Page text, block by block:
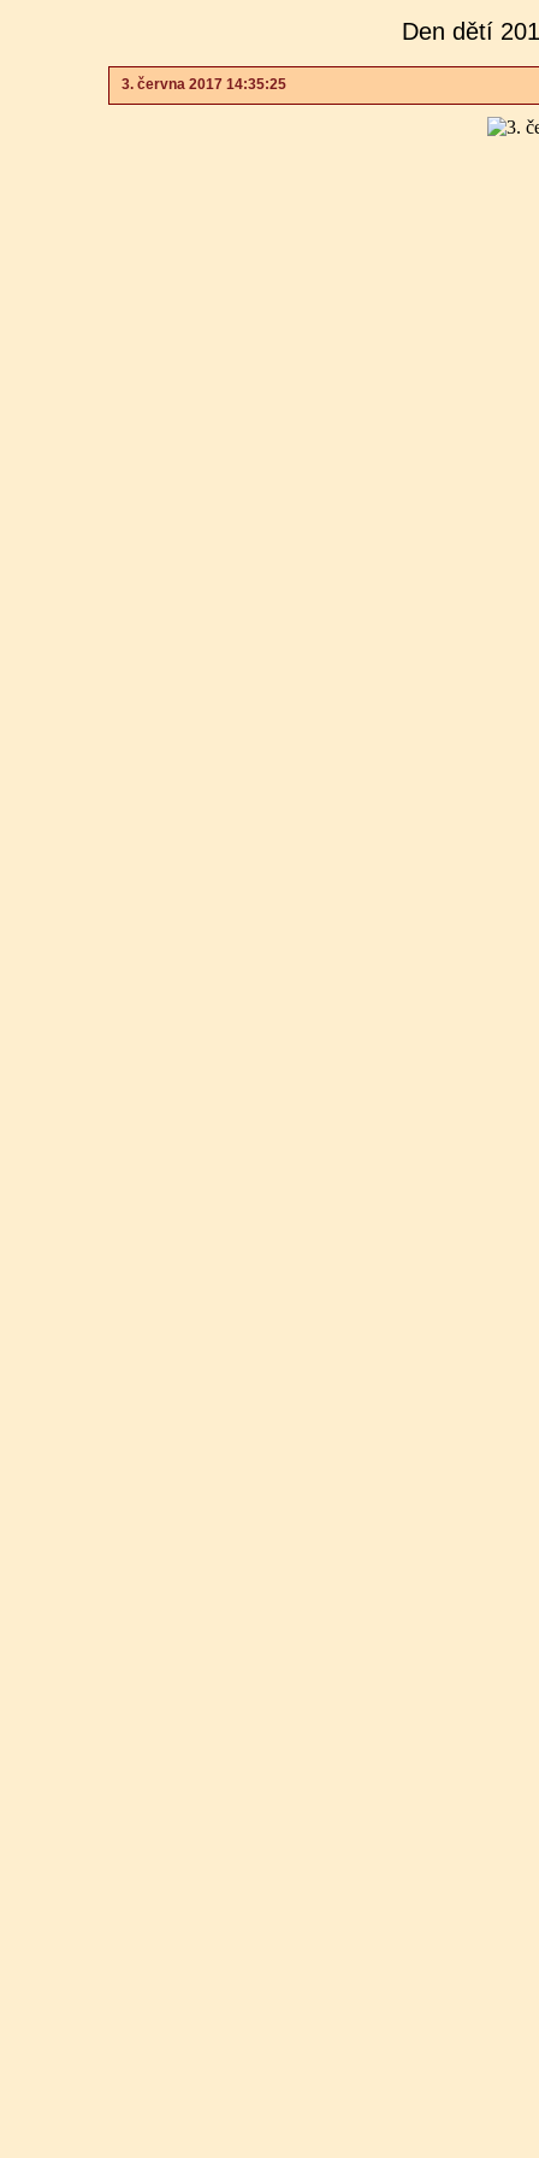
Den dětí
3. června 2017 14:35:25